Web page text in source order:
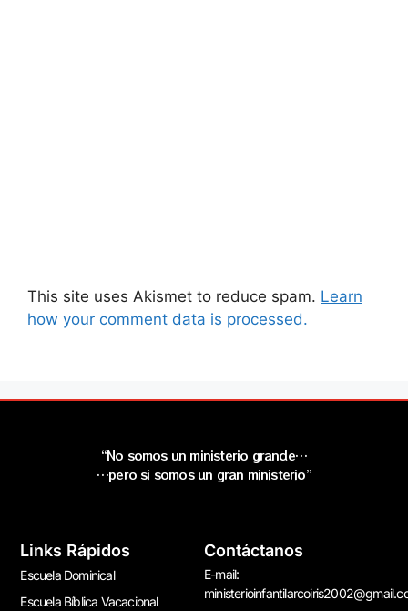
This site uses Akismet to reduce spam. Learn
how your comment data is processed.
“No somos un ministerio grande…
…pero si somos un gran ministerio”
Links Rápidos
Escuela Dominical
Escuela Bíblica Vacacional
Contáctanos
E-mail: